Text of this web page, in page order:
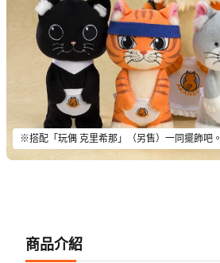
※搭配「玩偶 克里希那」（另售）一同擺飾吧。
商品介紹